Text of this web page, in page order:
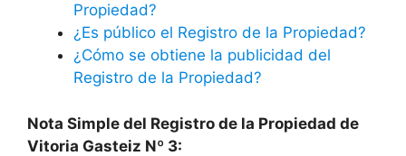
Propiedad?
¿Es público el Registro de la Propiedad?
¿Cómo se obtiene la publicidad del
Registro de la Propiedad?
Nota Simple del Registro de la Propiedad de
Vitoria Gasteiz Nº 3: